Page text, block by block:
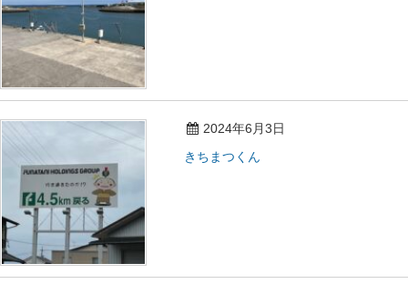
2024年6月3日
きちまつくん